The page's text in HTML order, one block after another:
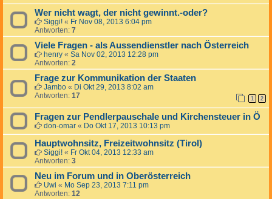
Wer nicht wagt, der nicht gewinnt.-oder?
Siggi! « Fr Nov 08, 2013 6:04 pm
Antworten: 7
Viele Fragen - als Aussendienstler nach Österreich
henry « Sa Nov 02, 2013 12:28 pm
Antworten: 2
Frage zur Kommunikation der Staaten
Jambo « Di Okt 29, 2013 8:02 am
Antworten: 17 1 2
Fragen zur Pendlerpauschale und Kirchensteuer in Ö
don-omar « Do Okt 17, 2013 10:13 pm
Hauptwohnsitz, Freizeitwohnsitz (Tirol)
Siggi! « Fr Okt 04, 2013 12:33 am
Antworten: 3
Neu im Forum und in Oberösterreich
Uwi « Mo Sep 23, 2013 7:11 pm
Antworten: 12